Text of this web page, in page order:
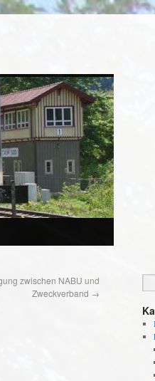
zwischen NABU und
Zweckverband →